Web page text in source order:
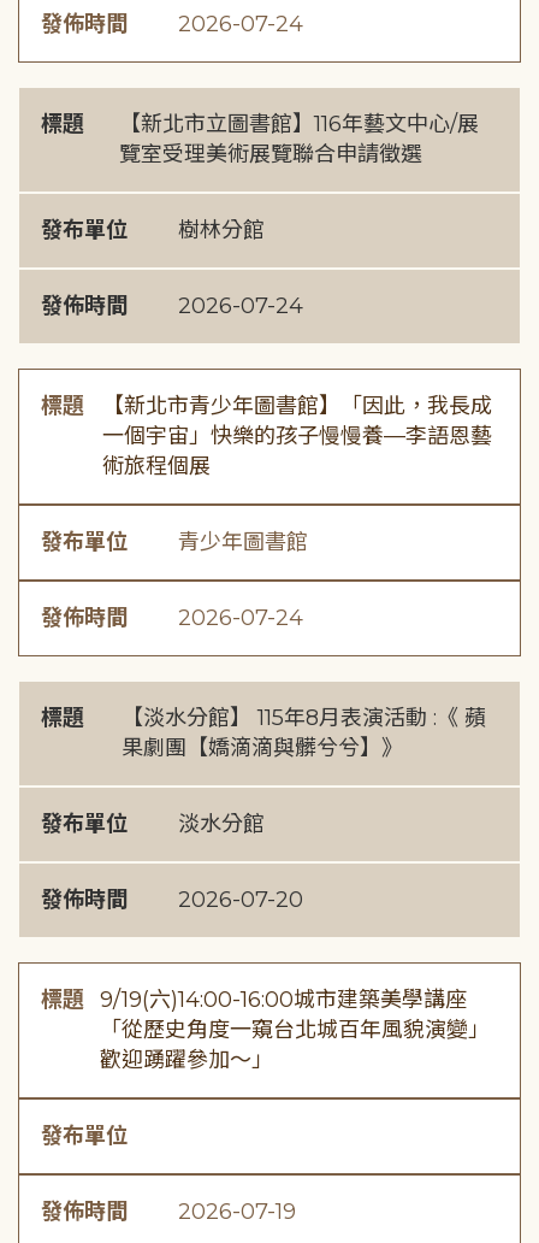
發佈時間 2026-07-24
標題
【新北市立圖書館】116年藝文中心/展
覽室受理美術展覽聯合申請徵選
發布單位 樹林分館
發佈時間 2026-07-24
標題
【新北市青少年圖書館】「因此，我長成
一個宇宙」快樂的孩子慢慢養—李語恩藝
術旅程個展
發布單位 青少年圖書館
發佈時間 2026-07-24
標題
【淡水分館】 115年8月表演活動 :《 蘋
果劇團【嬌滴滴與髒兮兮】》
發布單位 淡水分館
發佈時間 2026-07-20
標題 9/19(六)14:00-16:00城市建築美學講座
「從歷史角度一窺台北城百年風貌演變」
歡迎踴躍參加～」
發布單位
發佈時間 2026-07-19